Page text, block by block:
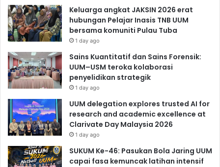
Keluarga angkat JAKSIN 2026 erat
hubungan Pelajar Inasis TNB UUM
bersama komuniti Pulau Tuba
1 day ago
Sains Kuantitatif dan Sains Forensik:
UUM–USM teroka kolaborasi
penyelidikan strategik
1 day ago
UUM delegation explores trusted AI for
research and academic excellence at
Clarivate Day Malaysia 2026
1 day ago
SUKUM Ke-46: Pasukan Bola Jaring UUM
capai fasa kemuncak latihan intensif